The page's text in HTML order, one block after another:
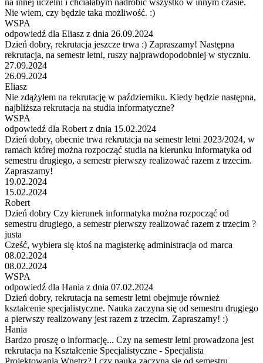
Nie wiem, czy będzie taka możliwość. :)
WSPA
odpowiedź dla Eliasz z dnia 26.09.2024
Dzień dobry, rekrutacja jeszcze trwa :) Zapraszamy! Następna
rekrutacja, na semestr letni, ruszy najprawdopodobniej w styczniu.
27.09.2024
26.09.2024
Eliasz
Nie zdążyłem na rekrutację w październiku. Kiedy będzie następna,
najbliższa rekrutacja na studia informatyczne?
WSPA
odpowiedź dla Robert z dnia 15.02.2024
Dzień dobry, obecnie trwa rekrutacja na semestr letni 2023/2024, w
ramach której można rozpocząć studia na kierunku informatyka od
semestru drugiego, a semestr pierwszy realizować razem z trzecim.
Zapraszamy!
19.02.2024
15.02.2024
Robert
Dzień dobry Czy kierunek informatyka można rozpocząć od
semestru drugiego, a semestr pierwszy realizować razem z trzecim ?
justa
Cześć, wybiera się ktoś na magisterkę administracja od marca
08.02.2024
08.02.2024
WSPA
odpowiedź dla Hania z dnia 07.02.2024
Dzień dobry, rekrutacja na semestr letni obejmuje również
kształcenie specjalistyczne. Nauka zaczyna się od semestru drugiego
a pierwszy realizowany jest razem z trzecim. Zapraszamy! :)
Hania
Bardzo proszę o informację... Czy na semestr letni prowadzona jest
rekrutacja na Kształcenie Specjalistyczne - Specjalista
Projektowania Wnętrz? I czy nauka zaczyna się od semestru